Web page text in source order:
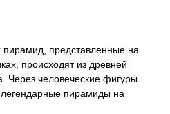
пирамид, представленные на
происходят из древней
Через человеческие фигуры
легендарные пирамиды на